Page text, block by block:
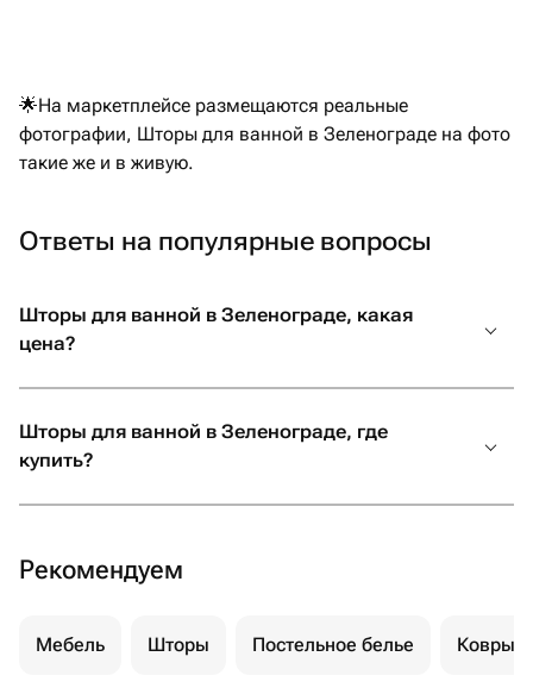
🌟На маркетплейсе размещаются реальные
фотографии, Шторы для ванной в Зеленограде на фото
такие же и в живую.
Ответы на популярные вопросы
Шторы для ванной в Зеленограде, какая
цена?
Шторы для ванной в Зеленограде, где
купить?
Рекомендуем
Мебель Шторы Постельное белье Ковры